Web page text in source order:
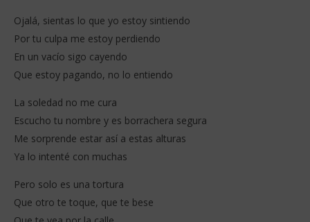
Ojalá, sientas lo que yo estoy sintiendo
Por tu culpa me estoy perdiendo
En un vacío sigo cayendo
Que estoy pagando, no lo entiendo
La soledad no me cura
Escucho tu nombre y es borrachera segura
Me sorprende estar así a estas alturas
Ya lo intenté con muchas
Pero solo es una tortura
Que otro te toque, que te bese